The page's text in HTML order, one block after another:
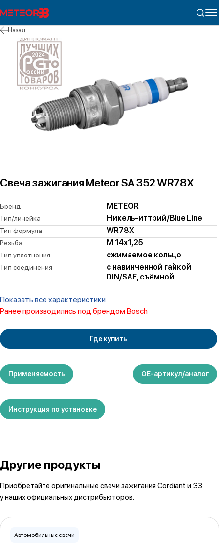
Назад
Свеча зажигания Meteor SA 352 WR78X
Бренд METEOR
Тип/линейка Никель-иттрий/Blue Line
Тип формула WR78X
Резьба M 14x1,25
Тип уплотнения сжимаемое кольцо
Тип соединения
с навинченной гайкой
DIN/SAE, съёмной
Показать все характеристики
Ранее производились под брендом Bosch
Где купить
Применяемость ОЕ-артикул/аналог
Инструкция по установке
Другие продукты
Приобретайте оригинальные свечи зажигания Cordiant и ЭЗ
у наших официальных дистрибьюторов.
Автомобильные свечи